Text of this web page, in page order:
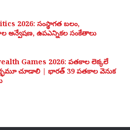
2026: సంస్థాగత బలం,
అన్వేషణ, ఉపఎన్నికల సంకేతాలు
Games 2026: పతకాల లెక్కలే
చూడాలి | భారత్ 39 పతకాల వెనుక